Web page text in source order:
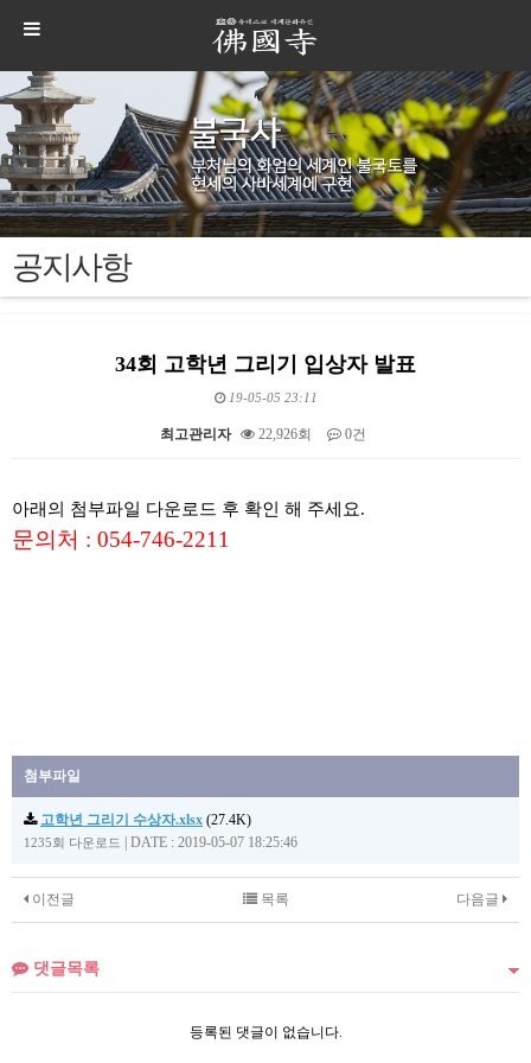
공지사항
34회 고학년 그리기 입상자 발표
19-05-05 23:11
최고관리자 22,926회 0건
아래의 첨부파일 다운로드 후 확인 해 주세요.
문의처 : 054-746-2211
첨부파일
고학년 그리기 수상자.xlsx (27.4K)
1235회 다운로드 DATE : 2019-05-07 18:25:46
이전글 다음글
목록
댓글목록
등록된 댓글이 없습니다.